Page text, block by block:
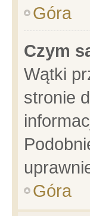
Góra
Czym
Wątki
stronie
Góra